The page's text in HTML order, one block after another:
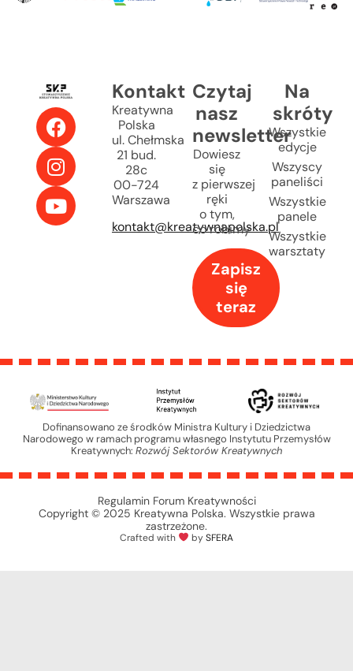
Kontakt
Kreatywna
Polska
ul. Chełmska
21 bud.
28c
00-724
Warszawa
kontakt@kreatywnapolska.pl
Czytaj
nasz
newsletter
Dowiesz
się
z pierwszej
ręki
o tym,
co robimy
Zapisz
się
teraz
Na
skróty
Wszystkie
edycje
Wszyscy
paneliści
Wszystkie
panele
Wszystkie
warsztaty
Dofinansowano ze środków Ministra Kultury i Dziedzictwa
Narodowego w ramach programu własnego Instytutu Przemysłów
Kreatywnych: Rozwój Sektorów Kreatywnych
Regulamin Forum Kreatywności
Copyright © 2025 Kreatywna Polska. Wszystkie prawa
zastrzeżone.
Crafted with bySFERA